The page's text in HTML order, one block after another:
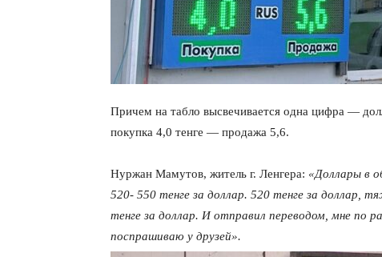
Причем на табло высвечивается одна цифра —
покупка 4,0 тенге — продажа 5,6.
Нуржан Мамутов, житель г. Ленгера: «Доллары в
520- 550 тенге за доллар. 520 тенге за доллар,
тенге за доллар. И отправил переводом, мне по
поспрашиваю у друзей».